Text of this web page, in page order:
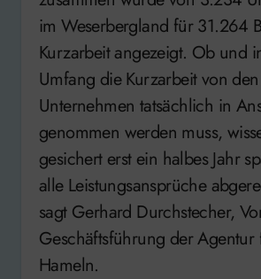
im Weserbergland für 31.264
Kurzarbeit angezeigt. Ob und
Umfang die Kurzarbeit von den
Unternehmen tatsächlich in
genommen werden muss,
gesichert erst ein halbes Jahr
alle Leistungsansprüche
sagt Gerhard Durchstecher,
Geschäftsführung der
Hameln.